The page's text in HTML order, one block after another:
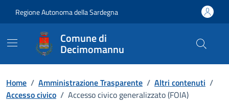
Regione Autonoma della Sardegna
Comune di
Decimomannu
Home / Amministrazione Trasparente / Altri contenuti /
Accesso civico / Accesso civico generalizzato (FOIA)